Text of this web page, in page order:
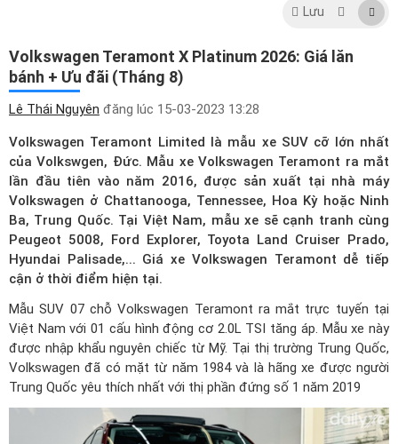
Lưu
Volkswagen Teramont X Platinum 2026: Giá lăn
bánh + Ưu đãi (Tháng 8)
Lê Thái Nguyên đăng lúc 15-03-2023 13:28
Volkswagen Teramont Limited là mẫu xe SUV cỡ lớn nhất
của Volkswgen, Đức. Mẫu xe Volkswagen Teramont ra mắt
lần đầu tiên vào năm 2016, được sản xuất tại nhà máy
Volkswagen ở Chattanooga, Tennessee, Hoa Kỳ hoặc Ninh
Ba, Trung Quốc. Tại Việt Nam, mẫu xe sẽ cạnh tranh cùng
Peugeot 5008, Ford Explorer, Toyota Land Cruiser Prado,
Hyundai Palisade,... Giá xe Volkswagen Teramont dễ tiếp
cận ở thời điểm hiện tại.
Mẫu SUV 07 chỗ Volkswagen Teramont ra mắt trực tuyến tại
Việt Nam với 01 cấu hình động cơ 2.0L TSI tăng áp. Mẫu xe này
được nhập khẩu nguyên chiếc từ Mỹ. Tại thị trường Trung Quốc,
Volkswagen đã có mặt từ năm 1984 và là hãng xe được người
Trung Quốc yêu thích nhất với thị phần đứng số 1 năm 2019